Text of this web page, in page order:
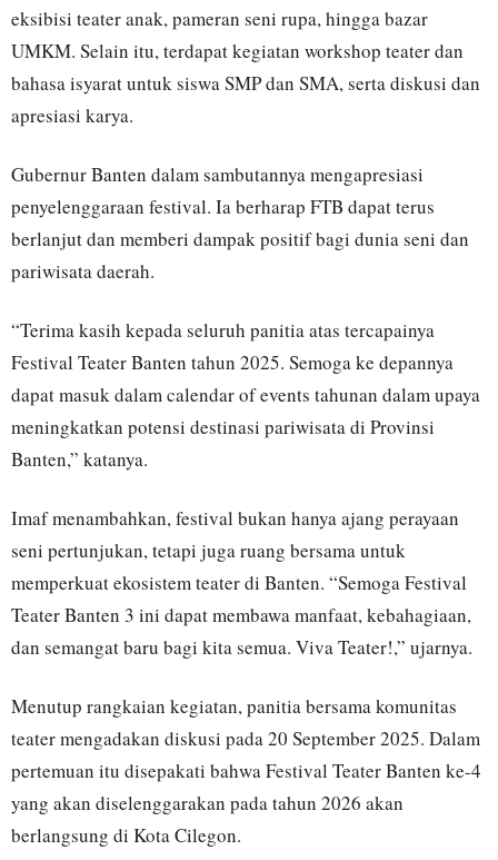
eksibisi teater anak, pameran seni rupa, hingga bazar
UMKM. Selain itu, terdapat kegiatan workshop teater dan
bahasa isyarat untuk siswa SMP dan SMA, serta diskusi dan
apresiasi karya.
Gubernur Banten dalam sambutannya mengapresiasi
penyelenggaraan festival. Ia berharap FTB dapat terus
berlanjut dan memberi dampak positif bagi dunia seni dan
pariwisata daerah.
“Terima kasih kepada seluruh panitia atas tercapainya
Festival Teater Banten tahun 2025. Semoga ke depannya
dapat masuk dalam calendar of events tahunan dalam upaya
meningkatkan potensi destinasi pariwisata di Provinsi
Banten,” katanya.
Imaf menambahkan, festival bukan hanya ajang perayaan
seni pertunjukan, tetapi juga ruang bersama untuk
memperkuat ekosistem teater di Banten. “Semoga Festival
Teater Banten 3 ini dapat membawa manfaat, kebahagiaan,
dan semangat baru bagi kita semua. Viva Teater!,” ujarnya.
Menutup rangkaian kegiatan, panitia bersama komunitas
teater mengadakan diskusi pada 20 September 2025. Dalam
pertemuan itu disepakati bahwa Festival Teater Banten ke-4
yang akan diselenggarakan pada tahun 2026 akan
berlangsung di Kota Cilegon.